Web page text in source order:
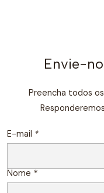
Envie-
Preencha todos
E-mail *
Nome *